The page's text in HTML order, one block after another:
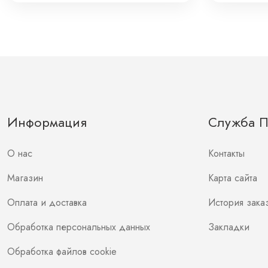
Информация
О нас
Магазин
Оплата и доставка
Обработка персональных данных
Обработка файлов cookie
Служба
Контакты
Карта сайта
История
Закладки